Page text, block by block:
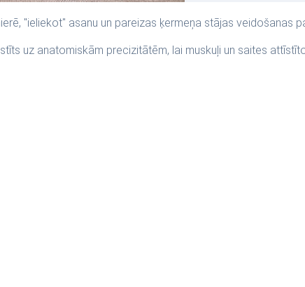
"ieliekot" asanu un pareizas ķermeņa stājas veidošanas
uz anatomiskām precizitātēm, lai muskuļi un saites